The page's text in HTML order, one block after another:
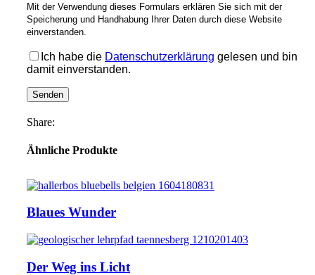
Mit der Verwendung dieses Formulars erklären Sie sich mit der
Speicherung und Handhabung Ihrer Daten durch diese Website
einverstanden.
Ich habe die Datenschutzerklärung gelesen und bin
damit einverstanden.
Share:
Ähnliche Produkte
Blaues Wunder
Der Weg ins Licht